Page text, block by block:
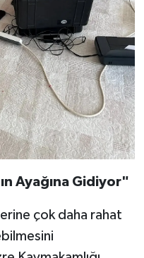
Ayağına Gidiyor"
çok daha rahat